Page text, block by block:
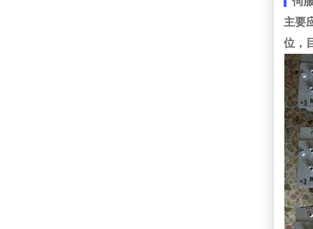
主要
位，